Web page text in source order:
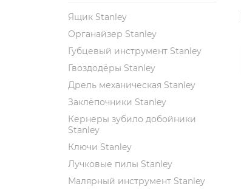
Ящик Stanley
Органайзер Stanley
Губцевый инструмент Stanley
Гвоздодёры Stanley
Дрель механическая Stanley
Заклёпочники Stanley
Кернеры зубило добойники
Stanley
Ключи Stanley
Лучковые пилы Stanley
Малярный инструмент Stanley